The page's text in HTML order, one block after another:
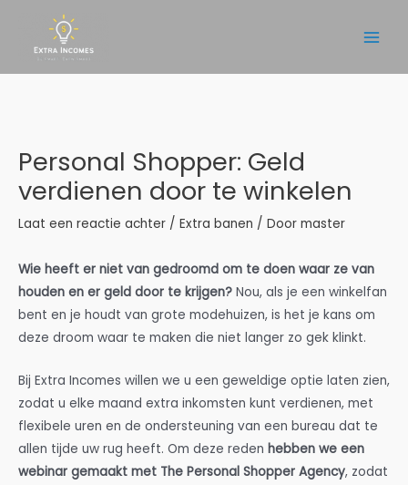
inhoud
Personal Shopper: Geld
verdienen door te winkelen
Laat een reactie achter / Extra banen / Door master
Wie heeft er niet van gedroomd om te doen waar ze van
houden en er geld door te krijgen? Nou, als je een winkelfan
bent en je houdt van grote modehuizen, is het je kans om
deze droom waar te maken die niet langer zo gek klinkt.
Bij Extra Incomes willen we u een geweldige optie laten zien,
zodat u elke maand extra inkomsten kunt verdienen, met
flexibele uren en de ondersteuning van een bureau dat te
allen tijde uw rug heeft. Om deze reden hebben we een
webinar gemaakt met The Personal Shopper Agency, zodat